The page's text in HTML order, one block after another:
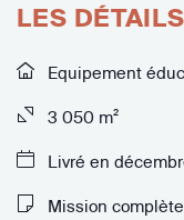
LES
Equipement
3 050 m²
Livré en
Mission complète